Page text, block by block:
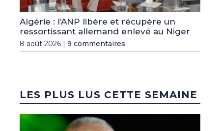
Algérie : l’ANP libère et récupère un
ressortissant allemand enlevé au Niger
8 août 2026 | 9 commentaires
LES PLUS LUS CETTE SEMAINE